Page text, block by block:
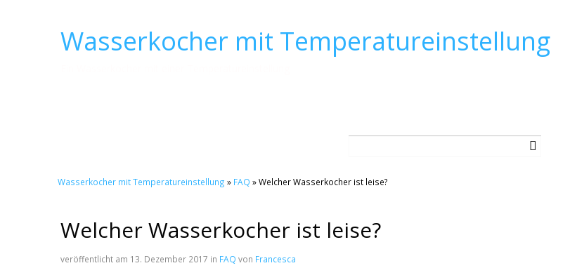
Wasserkocher mit Temperatureinstellung
Wasserkocher mit Temperatureinstellung » FAQ » Welcher Wasserkocher ist leise?
Welcher Wasserkocher ist leise?
veröffentlicht am 13. Dezember 2017 in FAQ von Francesca